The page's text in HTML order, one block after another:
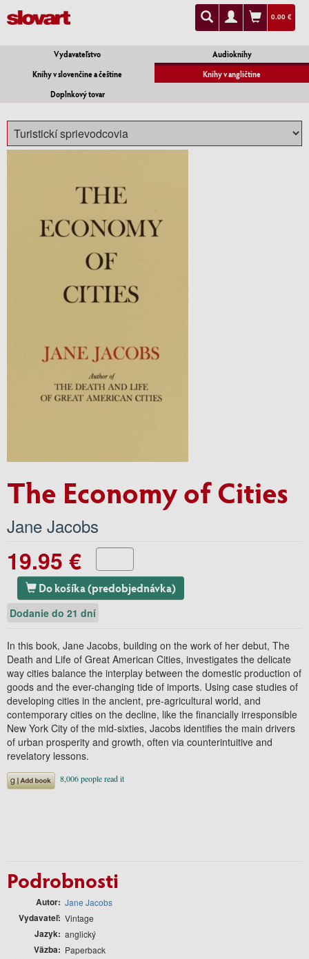
0.00 €
Vydavateľstvo
Audioknihy
Knihy v slovenčine a češtine
Knihy v angličtine
Doplnkový tovar
The Economy of Cities
Jane Jacobs
19.95 €
Do košíka (predobjednávka)
Dodanie do 21 dní
In this book, Jane Jacobs, building on the work of her debut, The
Death and Life of Great American Cities, investigates the delicate
way cities balance the interplay between the domestic production of
goods and the ever-changing tide of imports. Using case studies of
developing cities in the ancient, pre-agricultural world, and
contemporary cities on the decline, like the financially irresponsible
New York City of the mid-sixties, Jacobs identifies the main drivers
of urban prosperity and growth, often via counterintuitive and
revelatory lessons.
Podrobnosti
Autor Jane Jacobs
Vydavateľ Vintage
Jazyk anglický
Väzba Paperback